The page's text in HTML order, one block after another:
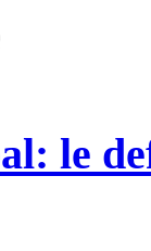
le